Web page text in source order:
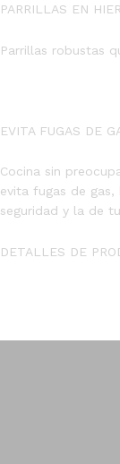
PARRILLAS EN
Parrillas robustas
EVITA FUGAS DE
Cocina sin
evita fugas de
seguridad y la de
DETALLES DE